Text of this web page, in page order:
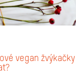
vegan